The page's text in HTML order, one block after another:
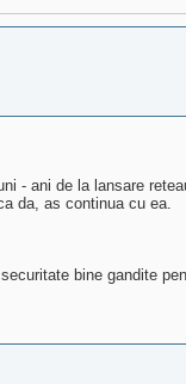
- ani de la lansare
da, as continua cu ea.
bine gandite